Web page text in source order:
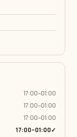
17:00–01:00
17:00–01:00
17:00–01:00
17:00–01:00✓